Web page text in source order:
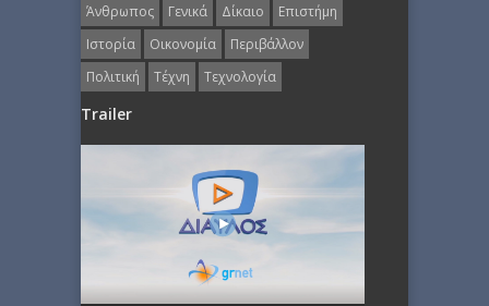
Άνθρωπος Γενικά Δίκαιο
Επιστήμη
Ιστορία
Οικονομία
Περιβάλλον
Πολιτική
Τέχνη Τεχνολογία
Trailer